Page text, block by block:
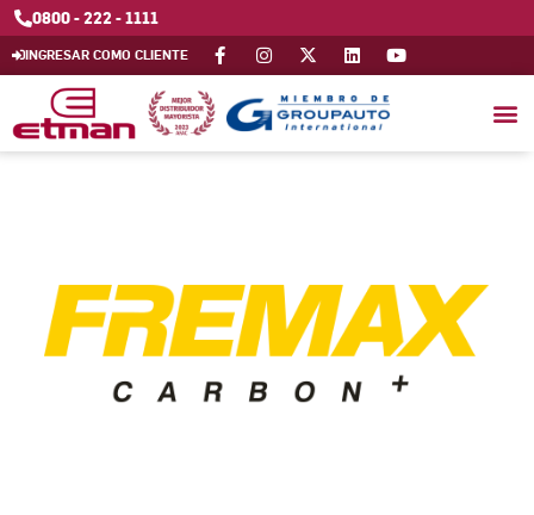
0800 - 222 - 1111
INGRESAR COMO CLIENTE